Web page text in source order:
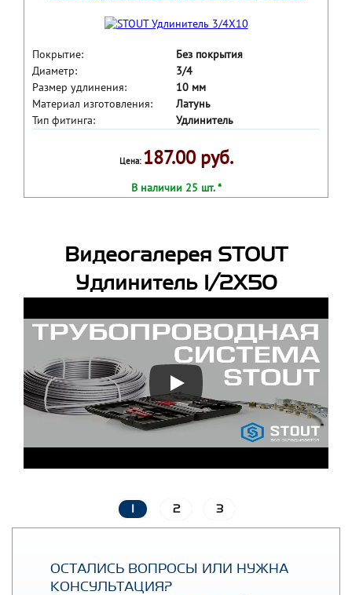
Покрытие:
Без покрытия
Диаметр:
3/4
Размер удлинения:
10 мм
Материал изготовления:
Латунь
Тип фитинга:
Удлинитель
Цена: 187.00 руб.
В наличии 25 шт. *
Видеогалерея STOUT
Удлинитель 1/2X50
2 3
ОСТАЛИСЬ ВОПРОСЫ ИЛИ НУЖНА
КОНСУЛЬТАЦИЯ?